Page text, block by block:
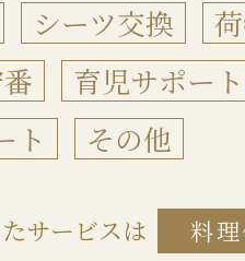
シーツ交換
育児サポート
ト
その他
サービスは 料